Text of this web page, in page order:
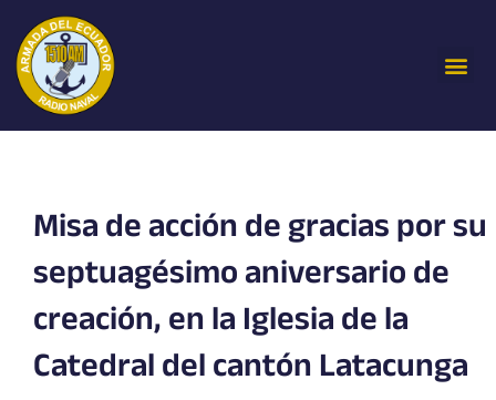
contenido
Misa de acción de gracias por su
septuagésimo aniversario de
creación, en la Iglesia de la
Catedral del cantón Latacunga